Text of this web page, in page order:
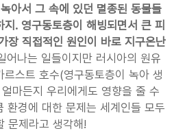
아서 그 속에 있던 멸종된 동물들
. 영구동토층이 해빙되면서 큰 피
장 직접적인 원인이 바로 지구온난
어나는 일들이지만 러시아의 원유
스트 호수(영구동토층이 녹아 생
마든지 우리에게도 영향을 줄 수
환경에 대한 문제는 세계인들 모두
문제라고 생각해!